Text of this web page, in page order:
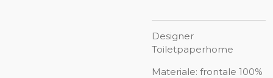
Designer
Toiletpaperhome
Materiale: frontale 100%